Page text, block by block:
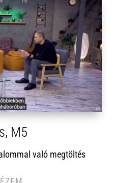
M5
való megtöltés